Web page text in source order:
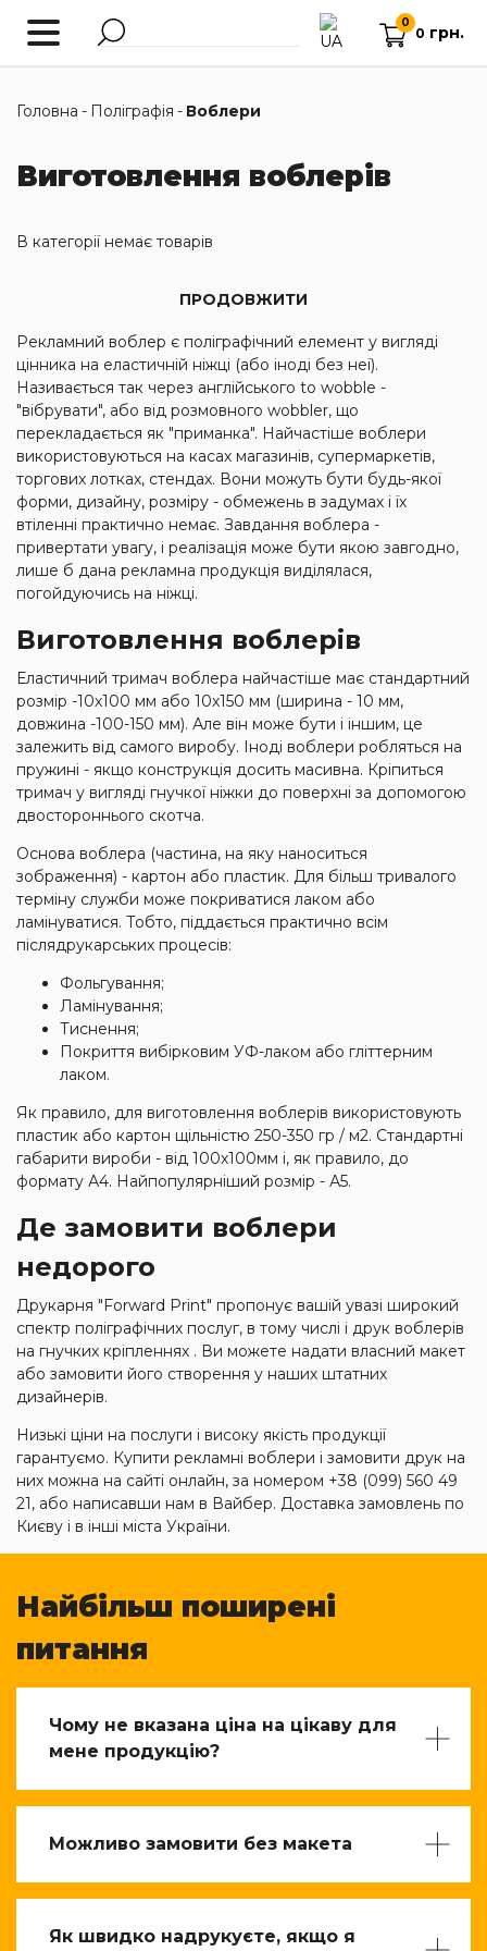
0
0 грн.
Головна - Поліграфія - Воблери
Виготовлення воблерів
В категорії немає товарів
ПРОДОВЖИТИ
Рекламний воблер є поліграфічний елемент у вигляді
цінника на еластичній ніжці (або іноді без неї).
Називається так через англійського to wobble -
"вібрувати", або від розмовного wobbler, що
перекладається як "приманка". Найчастіше воблери
використовуються на касах магазинів, супермаркетів,
торгових лотках, стендах. Вони можуть бути будь-якої
форми, дизайну, розміру - обмежень в задумах і їх
втіленні практично немає. Завдання воблера -
привертати увагу, і реалізація може бути якою завгодно,
лише б дана рекламна продукція виділялася,
погойдуючись на ніжці.
Виготовлення воблерів
Еластичний тримач воблера найчастіше має стандартний
розмір -10х100 мм або 10х150 мм (ширина - 10 мм,
довжина -100-150 мм). Але він може бути і іншим, це
залежить від самого виробу. Іноді воблери робляться на
пружині - якщо конструкція досить масивна. Кріпиться
тримач у вигляді гнучкої ніжки до поверхні за допомогою
двостороннього скотча.
Основа воблера (частина, на яку наноситься
зображення) - картон або пластик. Для більш тривалого
терміну служби може покриватися лаком або
ламінуватися. Тобто, піддається практично всім
післядрукарських процесів:
Фольгування;
Ламінування;
Тиснення;
Покриття вибірковим УФ-лаком або гліттерним
лаком.
Як правило, для виготовлення воблерів використовують
пластик або картон щільністю 250-350 гр / м2. Стандартні
габарити вироби - від 100х100мм і, як правило, до
формату А4. Найпопулярніший розмір - А5.
Де замовити воблери
недорого
Друкарня "Forward Print" пропонує вашій увазі широкий
спектр поліграфічних послуг, в тому числі і друк воблерів
на гнучких кріпленнях . Ви можете надати власний макет
або замовити його створення у наших штатних
дизайнерів.
Низькі ціни на послуги і високу якість продукції
гарантуємо. Купити рекламні воблери і замовити друк на
них можна на сайті онлайн, за номером +38 (099) 560 49
21, або написавши нам в Вайбер. Доставка замовлень по
Києву і в інші міста України.
Найбільш поширені
питання
Чому не вказана ціна на цікаву для
мене продукцію?
Можливо замовити без макета
Як швидко надрукуєте, якщо я